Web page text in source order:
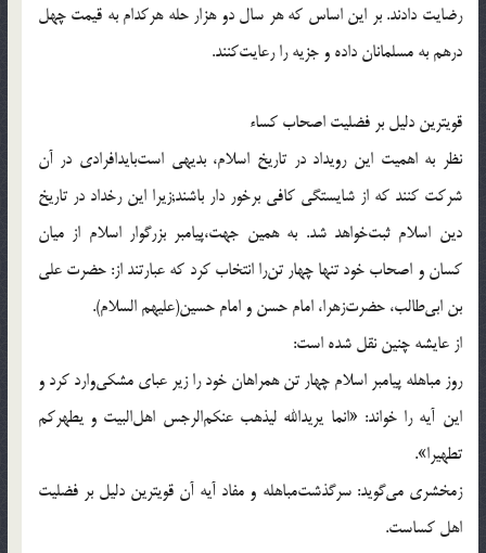
رضايت دادند. بر اين اساس كه هر سال دو هزار حله هركدام به قيمت چهل
درهم به مسلمانان داده و جزيه را رعايت‌كنند.
قويترين دليل بر فضليت اصحاب كساء
نظر به اهميت اين رويداد در تاريخ اسلام، بديهى است‌بايدافرادى در آن
شركت كنند كه از شايستگى كافى برخور دار باشند;زيرا اين رخداد در تاريخ
دين اسلام ثبت‌خواهد شد. به همين جهت،پيامبر بزرگوار اسلام از ميان
كسان و اصحاب خود تنها چهار تن‌را انتخاب كرد كه عبارتند از: حضرت على
بن ابى‌طالب، حضرت‌زهرا، امام حسن و امام حسين(عليهم السلام).
از عايشه چنين نقل شده است:
روز مباهله پيامبر اسلام چهار تن همراهان خود را زير عباى مشكى‌وارد كرد و
اين آيه را خواند: «انما يريدالله ليذهب عنكم‌الرجس اهل‌البيت و يطهركم
تطهيرا».
زمخشرى مى‌گويد: سرگذشت‌مباهله و مفاد آيه آن قويترين دليل بر فضليت
اهل كساست.